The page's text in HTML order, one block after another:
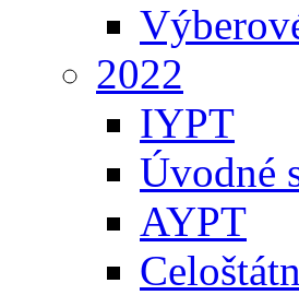
2022
IYPT
Úvodné
AYPT